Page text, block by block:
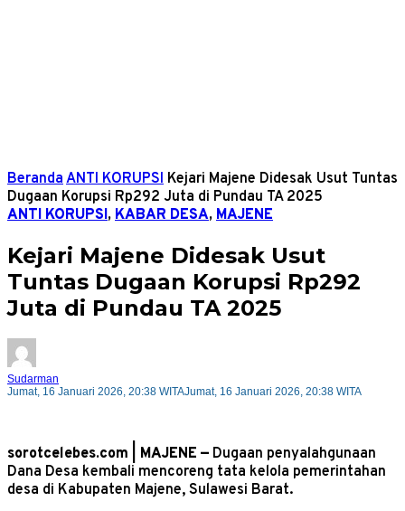
Beranda ANTI KORUPSI Kejari Majene Didesak Usut Tuntas
Dugaan Korupsi Rp292 Juta di Pundau TA 2025
ANTI KORUPSI, KABAR DESA, MAJENE
Kejari Majene Didesak Usut
Tuntas Dugaan Korupsi Rp292
Juta di Pundau TA 2025
Sudarman
Jumat, 16 Januari 2026, 20:38 WITAJumat, 16 Januari 2026, 20:38 WITA
sorotcelebes.com | MAJENE — Dugaan penyalahgunaan
Dana Desa kembali mencoreng tata kelola pemerintahan
desa di Kabupaten Majene, Sulawesi Barat.